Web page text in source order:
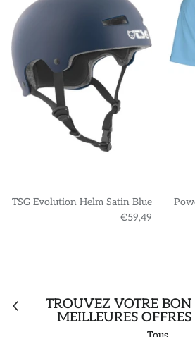
TSG Evolution Helm Satin Blue
€59,49
TROUVEZ VOTRE
MEILLEURES